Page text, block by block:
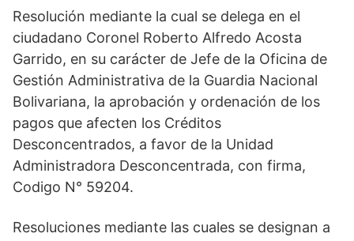
Resolución mediante la cual se delega en el
ciudadano Coronel Roberto Alfredo Acosta
Garrido, en su carácter de Jefe de la Oficina de
Gestión Administrativa de la Guardia Nacional
Bolivariana, la aprobación y ordenación de los
pagos que afecten los Créditos
Desconcentrados, a favor de la Unidad
Administradora Desconcentrada, con firma,
Codigo N° 59204.
Resoluciones mediante las cuales se designan a